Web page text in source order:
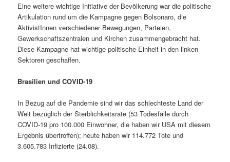
Eine weitere wichtige Initiative der Bevölkerung war die politische
Artikulation rund um die Kampagne gegen Bolsonaro, die
AktivistInnen verschiedener Bewegungen, Parteien,
Gewerkschaftszentralen und Kirchen zusammengebracht hat.
Diese Kampagne hat wichtige politische Einheit in den linken
Sektoren geschaffen.
Brasilien und COVID-19
In Bezug auf die Pandemie sind wir das schlechteste Land der
Welt bezüglich der Sterblichkeitsrate (53 Todesfälle durch
COVID-19 pro 100.000 Einwohner, die haben wir USA mit diesem
Ergebnis übertroffen); heute haben wir 114.772 Tote und
3.605.783 Infizierte (24.08).